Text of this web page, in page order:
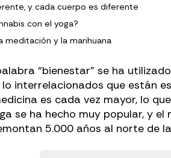
y cada cuerpo es diferente
con el yoga?
meditación y la marihuana
“bienestar” se ha
interrelacionados que están
es cada vez mayor, lo
se ha hecho muy popular, y
5.000 años al norte de